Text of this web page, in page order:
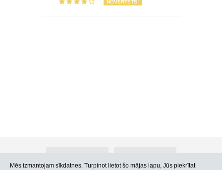
NOVĒRTĒTS!
Mēs izmantojam sīkdatnes. Turpinot lietot šo mājas lapu, Jūs piekrītat